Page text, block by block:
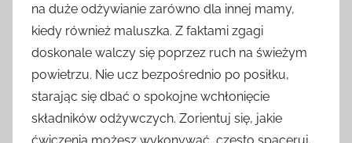
na duże odżywianie zarówno dla innej mamy,
kiedy również maluszka. Z faktami zgagi
doskonale walczy się poprzez ruch na świeżym
powietrzu. Nie ucz bezpośrednio po posiłku,
starając się dbać o spokojne wchłonięcie
składników odżywczych. Zorientuj się, jakie